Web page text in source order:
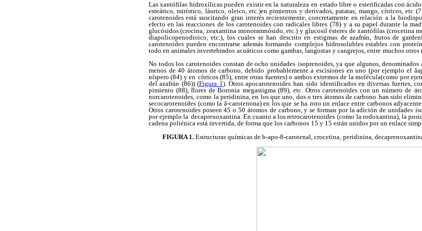
Las xantófilas hidroxílicas pueden existir en la naturaleza en estado libre o esterificadas con
esteárico, mirístico, láurico, oleico, etc.)en pimientos y derivados, patatas, mango, cítricos, etc
carotenoides está suscitando gran interés recientemente, concretamente en relación a la
efecto en las reacciones de los carotenoides con radicales libres (78) y a su papel durante la
glucósidos (crocina, zeaxantina monoramnósido, etc.) y glucosil ésteres de xantófilas (crocetina
diapolicopenodioico, etc.), los cuales se han descrito en estigmas de azafrán, frutos de
carotenoides pueden encontrarse además formando complejos hidrosolubles estables con
todo en animales invertebrados acuáticos como gambas, langostas y cangrejos, entre muchos otros
No todos los carotenoides constan de ocho unidades isoprenoides, ya que algunos, denominados
menos de 40 átomos de carbono, debido probablemente a escisiones en uno (por ejemplo el
níspero (84) y en cítricos (85), entre otras fuentes) o ambos extremos de la molécula(como por
del azafrán (86)) (Figura 1). Otros apocarotenoides han sido identificados en diversas fuertes,
pimiento (88), flores de Boronia megastigma (89), etc. Otros carotenoides con un número de
norcarotenoides, como la peridinina, en los que uno, dos o tres átomos de carbono han sido
secocarotenoides (como la â-carotenona) en los que se ha roto un enlace entre carbonos
Otros carotenoides poseen 45 o 50 átomos de carbono, y se forman por la adición de unidades
por ejemplo la decaprenoxantina. En cuanto a los retrocarotenoides (como la rodoxantina), la
cadena poliénica está invertida, de forma que los carbonos 15 y 15 están unidos por un enlace
FIGURA 1. Estructuras químicas de b-apo-8-carotenal, crocetina, peridinina,